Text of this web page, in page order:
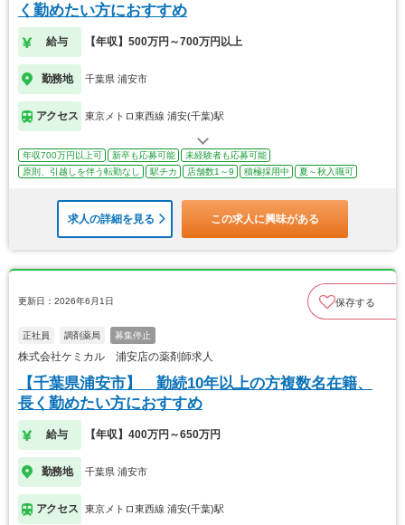
く勤めたい方におすすめ
給与 【年収】500万円～700万円以上
勤務地 千葉県 浦安市
アクセス 東京メトロ東西線 浦安(千葉)駅
年収700万円以上可 新卒も応募可能
未経験者も応募可能
原則、引越しを伴う転勤なし
駅チカ 店舗数1～9 積極採用中 夏～秋入職可
求人の詳細を見る この求人に興味がある
更新日：2026年6月1日 保存する
正社員 調剤薬局 募集停止
株式会社ケミカル 浦安店の薬剤師求人
【千葉県浦安市】 勤続10年以上の方複数名在籍、
長く勤めたい方におすすめ
給与 【年収】400万円～650万円
勤務地 千葉県 浦安市
アクセス 東京メトロ東西線 浦安(千葉)駅